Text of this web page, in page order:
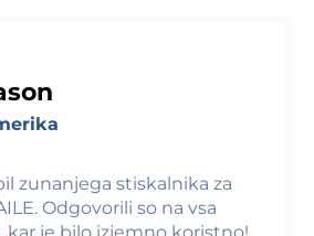
zunanjega stiskalnika za
Odgovorili so na vsa